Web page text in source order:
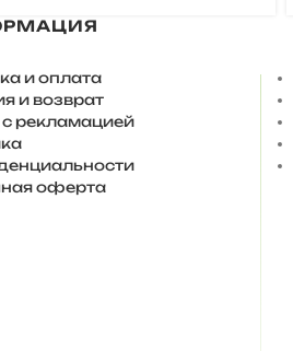
и оплата
и возврат
с рекламацией
оферта